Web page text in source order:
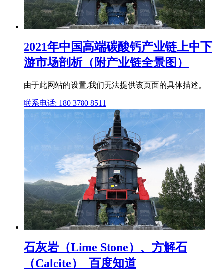
2021年中国高端碳酸钙产业链上中下
游市场剖析（附产业链全景图）
由于此网站的设置,我们无法提供该页面的具体描述。
联系电话: 180 3780 8511
石灰岩（Lime Stone）、方解石
（Calcite）_百度知道